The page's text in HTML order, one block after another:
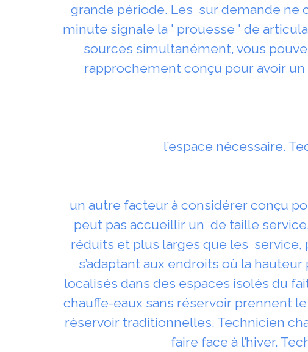
grande période. Les sur demande ne
minute signale la ' prouesse ' de
sources simultanément, vous
rapprochement conçu pour avoir
l’espace nécessaire.
un autre facteur à considérer conçu
peut pas accueillir un de taille
réduits et plus larges que les
s’adaptant aux endroits où la
localisés dans des espaces isolés du
chauffe-eaux sans réservoir prennent
réservoir traditionnelles. Technicien
faire face à l’hiver.